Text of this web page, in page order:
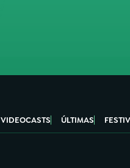
VIDEOCASTS ÚLTIMAS